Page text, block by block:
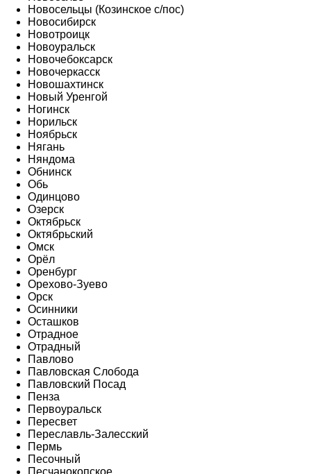
Новосельцы (Козинское с/пос)
Новосибирск
Новотроицк
Новоуральск
Новочебоксарск
Новочеркасск
Новошахтинск
Новый Уренгой
Ногинск
Норильск
Ноябрьск
Нягань
Няндома
Обнинск
Обь
Одинцово
Озерск
Октябрьск
Октябрьский
Омск
Орёл
Оренбург
Орехово-Зуево
Орск
Осинники
Осташков
Отрадное
Отрадный
Павлово
Павловская Слобода
Павловский Посад
Пенза
Первоуральск
Пересвет
Переславль-Залесский
Пермь
Песочный
Песчанокопское